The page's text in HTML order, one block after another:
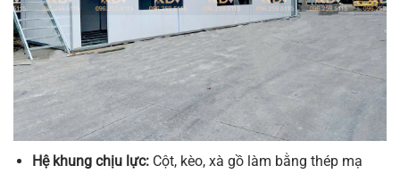
Hệ khung chịu lực:Cột, kèo, xà gồ làm bằng thép mạ